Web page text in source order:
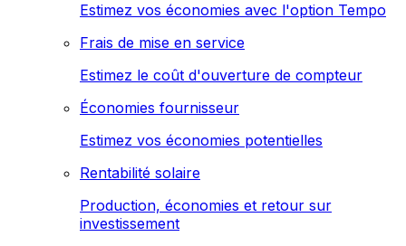
Estimez vos économies avec l'option Tempo
Frais de mise en service
Estimez le coût d'ouverture de compteur
Économies fournisseur
Estimez vos économies potentielles
Rentabilité solaire
Production, économies et retour sur
investissement